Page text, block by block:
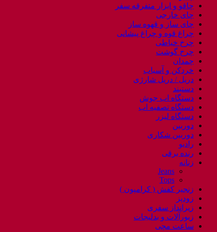
چاقو و ابزار متفرقه سفر
چای خارجی
چای ساز و قهوه ساز
چراغ قوه و چراغ پیشانی
چرخ خیاطی
چرخ گوشت
چمدان
خردکن و آسیاب
دریل / دریل شارژی
دستبند
دستگاه اب جوش
دستگاه تصفیه اب
دستگاه لیزر
دوربین
دوربین شکاری
رادیو
رنده برقی
زنانه
Jeans
Tops
زنجیر کفش ( کرامپون )
زودپز
زیرانداز سفری
زیورآلات و بدلیجات
ساعت مچی